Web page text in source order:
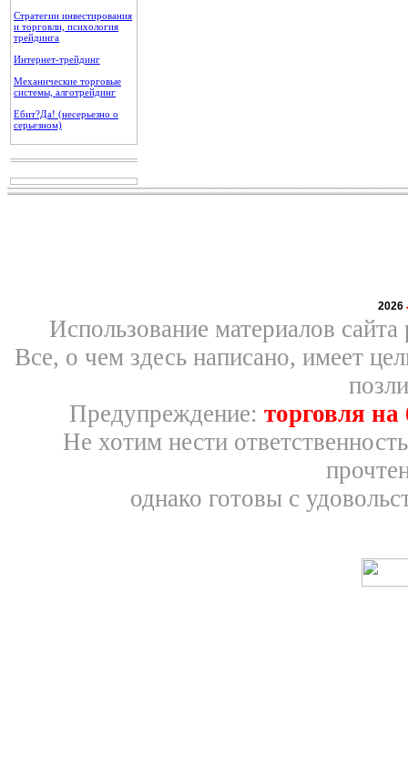
Стратегии инвестирования
и торговли, психология
трейдинга
Интернет-трейдинг
Механические торговые
системы, алготрейдинг
Ебит?Да! (несерьезно о
серьезном)
2026
Использование материалов
Все, о чем здесь написано, имеет
Предупреждение: торговля
Не хотим нести
однако готовы с